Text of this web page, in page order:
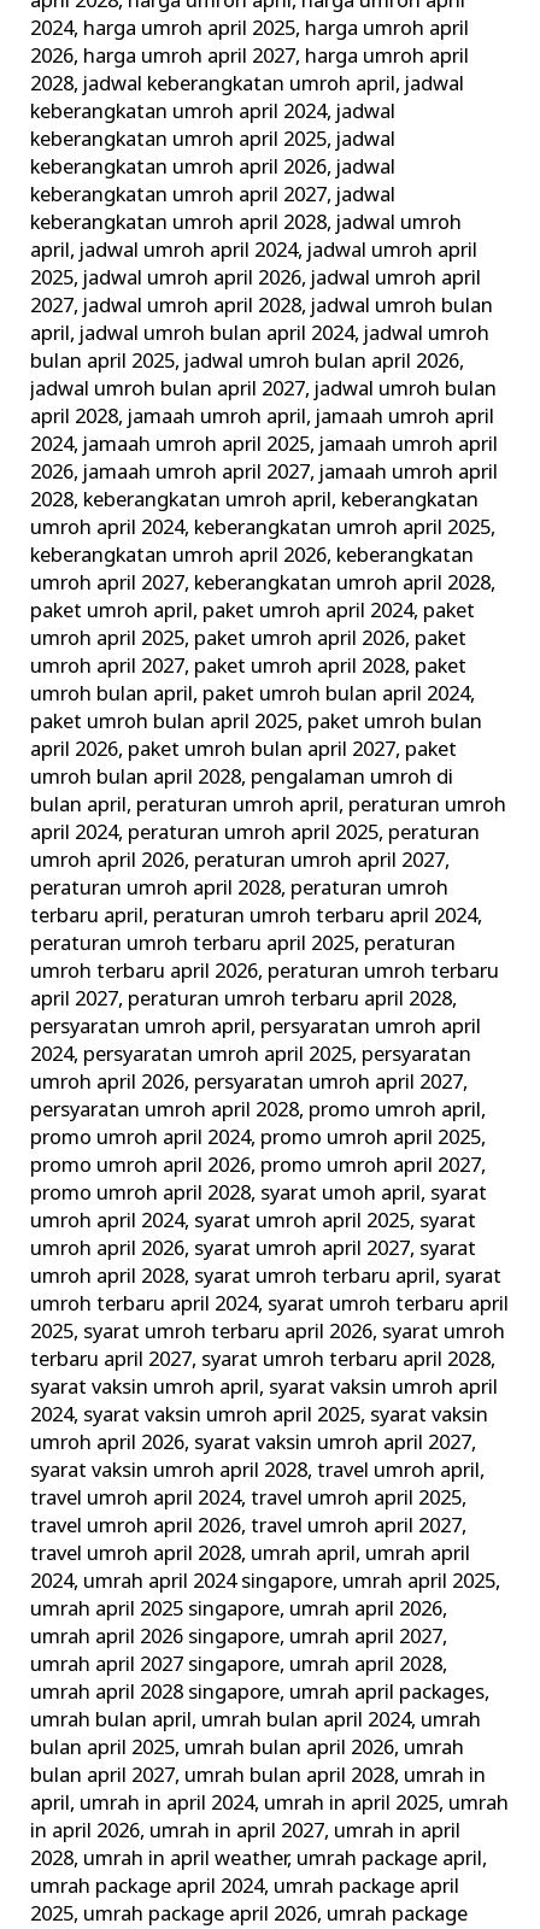
2024, harga umroh april 2025, harga umroh april
2026, harga umroh april 2027, harga umroh april
2028, jadwal keberangkatan umroh april, jadwal
keberangkatan umroh april 2024, jadwal
keberangkatan umroh april 2025, jadwal
keberangkatan umroh april 2026, jadwal
keberangkatan umroh april 2027, jadwal
keberangkatan umroh april 2028, jadwal umroh
april, jadwal umroh april 2024, jadwal umroh april
2025, jadwal umroh april 2026, jadwal umroh april
2027, jadwal umroh april 2028, jadwal umroh bulan
april, jadwal umroh bulan april 2024, jadwal umroh
bulan april 2025, jadwal umroh bulan april 2026,
jadwal umroh bulan april 2027, jadwal umroh bulan
april 2028, jamaah umroh april, jamaah umroh april
2024, jamaah umroh april 2025, jamaah umroh april
2026, jamaah umroh april 2027, jamaah umroh april
2028, keberangkatan umroh april, keberangkatan
umroh april 2024, keberangkatan umroh april 2025,
keberangkatan umroh april 2026, keberangkatan
umroh april 2027, keberangkatan umroh april 2028,
paket umroh april, paket umroh april 2024, paket
umroh april 2025, paket umroh april 2026, paket
umroh april 2027, paket umroh april 2028, paket
umroh bulan april, paket umroh bulan april 2024,
paket umroh bulan april 2025, paket umroh bulan
april 2026, paket umroh bulan april 2027, paket
umroh bulan april 2028, pengalaman umroh di
bulan april, peraturan umroh april, peraturan umroh
april 2024, peraturan umroh april 2025, peraturan
umroh april 2026, peraturan umroh april 2027,
peraturan umroh april 2028, peraturan umroh
terbaru april, peraturan umroh terbaru april 2024,
peraturan umroh terbaru april 2025, peraturan
umroh terbaru april 2026, peraturan umroh terbaru
april 2027, peraturan umroh terbaru april 2028,
persyaratan umroh april, persyaratan umroh april
2024, persyaratan umroh april 2025, persyaratan
umroh april 2026, persyaratan umroh april 2027,
persyaratan umroh april 2028, promo umroh april,
promo umroh april 2024, promo umroh april 2025,
promo umroh april 2026, promo umroh april 2027,
promo umroh april 2028, syarat umoh april, syarat
umroh april 2024, syarat umroh april 2025, syarat
umroh april 2026, syarat umroh april 2027, syarat
umroh april 2028, syarat umroh terbaru april, syarat
umroh terbaru april 2024, syarat umroh terbaru april
2025, syarat umroh terbaru april 2026, syarat umroh
terbaru april 2027, syarat umroh terbaru april 2028,
syarat vaksin umroh april, syarat vaksin umroh april
2024, syarat vaksin umroh april 2025, syarat vaksin
umroh april 2026, syarat vaksin umroh april 2027,
syarat vaksin umroh april 2028,travel umroh april,
travel umroh april 2024,travel umroh april 2025,
travel umroh april 2026,travel umroh april 2027,
travel umroh april 2028, umrah april, umrah april
2024, umrah april 2024 singapore, umrah april 2025,
umrah april 2025 singapore, umrah april 2026,
umrah april 2026 singapore, umrah april 2027,
umrah april 2027 singapore, umrah april 2028,
umrah april 2028 singapore, umrah april packages,
umrah bulan april, umrah bulan april 2024, umrah
bulan april 2025, umrah bulan april 2026, umrah
bulan april 2027, umrah bulan april 2028, umrah in
april, umrah in april 2024, umrah in april 2025, umrah
in april 2026, umrah in april 2027, umrah in april
2028, umrah in april weather, umrah package april,
umrah package april 2024, umrah package april
2025, umrah package april 2026, umrah package